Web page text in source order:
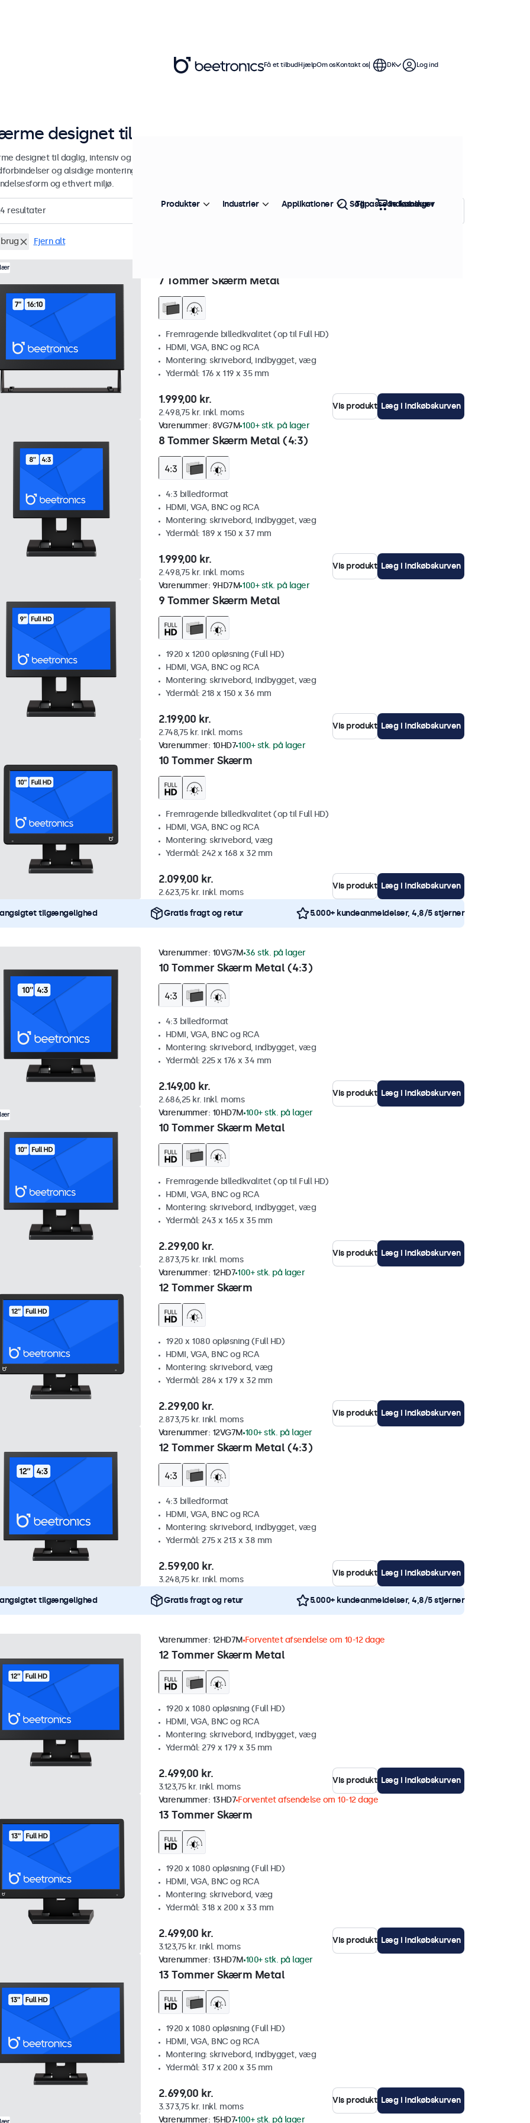
designet til kontinuerlig brug
designet til daglig, intensiv og kontinuerlig brug. Skærmene tilbyder flere forskellige
og alsidige monteringsmuligheder, så de kan integreres problemfrit i enhver
og ethvert miljø.
resultater Sorter efter: Popularitet
Fjern alt
7 Tommer Skærm Metal
Fremragende billedkvalitet (op til Full HD)
HDMI, VGA, BNC og RCA
Montering: skrivebord, indbygget, væg
Ydermål: 176 x 119 x 35 mm
1.999,00 kr.
2.498,75 kr. inkl. moms
Vis produkt Læg i indkøbskurven
8 Tommer Skærm Metal (4:3)
Varenummer: 8VG7M 100+ stk. på lager
4:3 billedformat
HDMI, VGA, BNC og RCA
Montering: skrivebord, indbygget, væg
Ydermål: 189 x 150 x 37 mm
1.999,00 kr.
2.498,75 kr. inkl. moms
Vis produkt Læg i indkøbskurven
9 Tommer Skærm Metal
Varenummer: 9HD7M 100+ stk. på lager
1920 x 1200 opløsning (Full HD)
HDMI, VGA, BNC og RCA
Montering: skrivebord, indbygget, væg
Ydermål: 218 x 150 x 36 mm
2.199,00 kr.
2.748,75 kr. inkl. moms
Vis produkt Læg i indkøbskurven
10 Tommer Skærm
Varenummer: 10HD7 100+ stk. på lager
Fremragende billedkvalitet (op til Full HD)
HDMI, VGA, BNC og RCA
Montering: skrivebord, væg
Ydermål: 242 x 168 x 32 mm
2.099,00 kr.
2.623,75 kr. inkl. moms
Vis produkt Læg i indkøbskurven
tilgængelighed Gratis fragt og retur 5.000+ kundeanmeldelser, 4,8/5 stjerner
10 Tommer Skærm Metal (4:3)
Varenummer: 10VG7M 36 stk. på lager
4:3 billedformat
HDMI, VGA, BNC og RCA
Montering: skrivebord, indbygget, væg
Ydermål: 225 x 176 x 34 mm
2.149,00 kr.
2.686,25 kr. inkl. moms
Vis produkt Læg i indkøbskurven
10 Tommer Skærm Metal
Varenummer: 10HD7M 100+ stk. på lager
Fremragende billedkvalitet (op til Full HD)
HDMI, VGA, BNC og RCA
Montering: skrivebord, indbygget, væg
Ydermål: 243 x 165 x 35 mm
2.299,00 kr.
2.873,75 kr. inkl. moms
Vis produkt Læg i indkøbskurven
12 Tommer Skærm
Varenummer: 12HD7 100+ stk. på lager
1920 x 1080 opløsning (Full HD)
HDMI, VGA, BNC og RCA
Montering: skrivebord, væg
Ydermål: 284 x 179 x 32 mm
2.299,00 kr.
2.873,75 kr. inkl. moms
Vis produkt Læg i indkøbskurven
12 Tommer Skærm Metal (4:3)
Varenummer: 12VG7M 100+ stk. på lager
4:3 billedformat
HDMI, VGA, BNC og RCA
Montering: skrivebord, indbygget, væg
Ydermål: 275 x 213 x 38 mm
2.599,00 kr.
3.248,75 kr. inkl. moms
Vis produkt Læg i indkøbskurven
tilgængelighed Gratis fragt og retur 5.000+ kundeanmeldelser, 4,8/5 stjerner
12 Tommer Skærm Metal
Varenummer: 12HD7M Forventet afsendelse om 10-12 dage
1920 x 1080 opløsning (Full HD)
HDMI, VGA, BNC og RCA
Montering: skrivebord, indbygget, væg
Ydermål: 279 x 179 x 35 mm
2.499,00 kr.
3.123,75 kr. inkl. moms
Vis produkt Læg i indkøbskurven
13 Tommer Skærm
Varenummer: 13HD7 Forventet afsendelse om 10-12 dage
1920 x 1080 opløsning (Full HD)
HDMI, VGA, BNC og RCA
Montering: skrivebord, væg
Ydermål: 318 x 200 x 33 mm
2.499,00 kr.
3.123,75 kr. inkl. moms
Vis produkt Læg i indkøbskurven
13 Tommer Skærm Metal
Varenummer: 13HD7M 100+ stk. på lager
1920 x 1080 opløsning (Full HD)
HDMI, VGA, BNC og RCA
Montering: skrivebord, indbygget, væg
Ydermål: 317 x 200 x 35 mm
2.699,00 kr.
3.373,75 kr. inkl. moms
Vis produkt Læg i indkøbskurven
Varenummer: 15HD7 100+ stk. på lager
Få et tilbudHjælpOm osKontakt os DK Log ind
Produkter Industrier Applikationer Tilpassede løsninger
Søg Indkøbskurv